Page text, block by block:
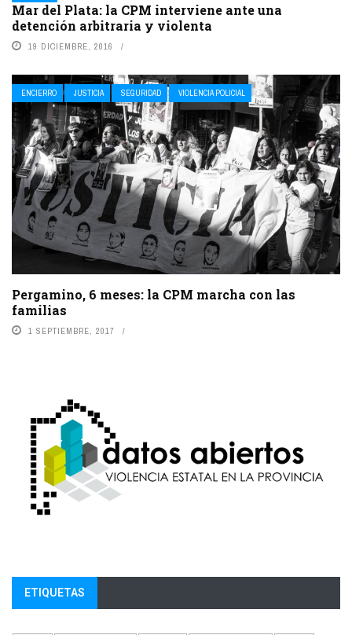
Mar del Plata: la CPM interviene ante una
detención arbitraria y violenta
19 DICIEMBRE, 2016
ENCIERRO JUSTICIA SEGURIDAD VIOLENCIA POLICIAL
Pergamino, 6 meses: la CPM marcha con las
familias
1 SEPTIEMBRE, 2017
ETIQUETAS